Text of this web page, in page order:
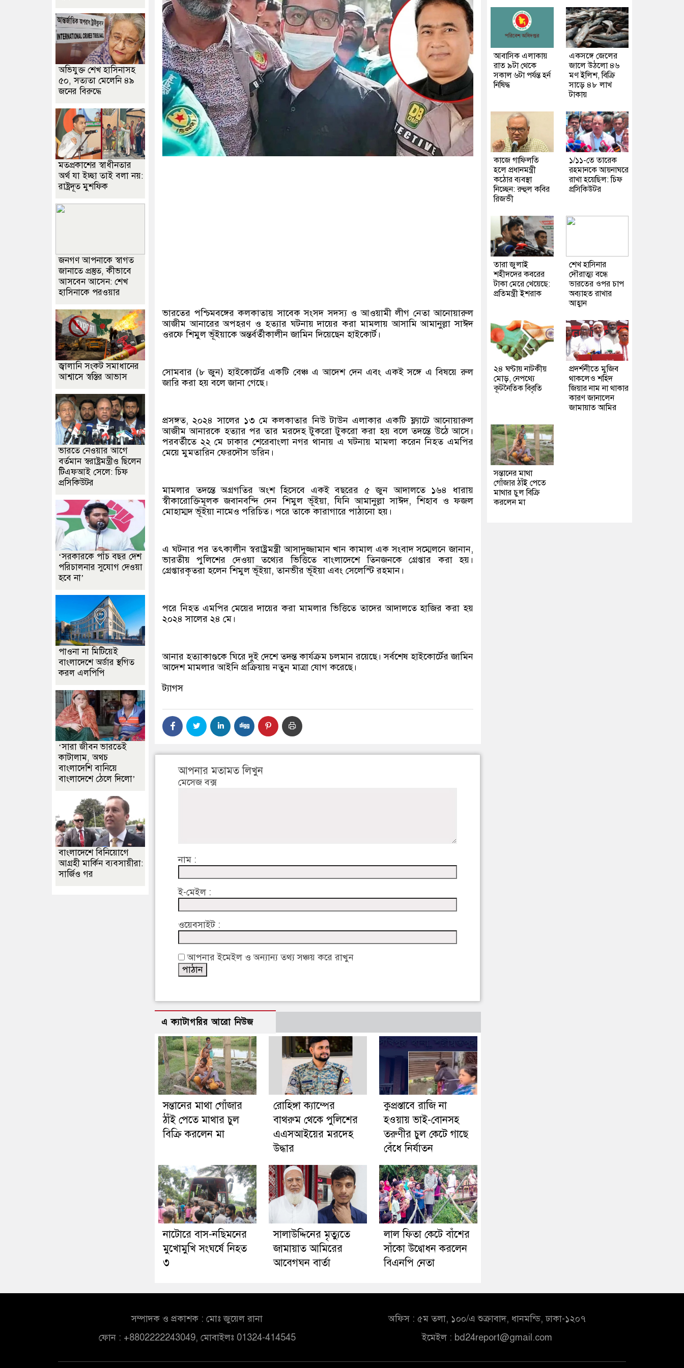
ভারতের পশ্চিমবঙ্গের কলকাতায় সাবেক সংসদ সদস্য ও আওয়ামী লীগ নেতা আনোয়ারুল
আজীম আনারের অপহরণ ও হত্যার ঘটনায় দায়ের করা মামলায় আসামি আমানুল্লা সাঈদ
ওরফে শিমুল ভূঁইয়াকে অন্তর্বর্তীকালীন জামিন দিয়েছেন হাইকোর্ট।
সোমবার (৮ জুন) হাইকোর্টের একটি বেঞ্চ এ আদেশ দেন এবং একই সঙ্গে এ বিষয়ে রুল
জারি করা হয় বলে জানা গেছে।
প্রসঙ্গত, ২০২৪ সালের ১৩ মে কলকাতার নিউ টাউন এলাকার একটি ফ্ল্যাটে আনোয়ারুল
আজীম আনারকে হত্যার পর তার মরদেহ টুকরো টুকরো করা হয় বলে তদন্তে উঠে আসে।
পরবর্তীতে ২২ মে ঢাকার শেরেবাংলা নগর থানায় এ ঘটনায় মামলা করেন নিহত এমপির
মেয়ে মুমতারিন ফেরদৌস ডরিন।
মামলার তদন্তে অগ্রগতির অংশ হিসেবে একই বছরের ৫ জুন আদালতে ১৬৪ ধারায়
স্বীকারোক্তিমূলক জবানবন্দি দেন শিমুল ভূঁইয়া, যিনি আমানুল্লা সাঈদ, শিহাব ও ফজল
মোহাম্মদ ভূঁইয়া নামেও পরিচিত। পরে তাকে কারাগারে পাঠানো হয়।
এ ঘটনার পর তৎকালীন স্বরাষ্ট্রমন্ত্রী আসাদুজ্জামান খান কামাল এক সংবাদ সম্মেলনে জানান,
ভারতীয় পুলিশের দেওয়া তথ্যের ভিত্তিতে বাংলাদেশে তিনজনকে গ্রেপ্তার করা হয়।
গ্রেপ্তারকৃতরা হলেন শিমুল ভূঁইয়া, তানভীর ভূঁইয়া এবং সেলেস্টি রহমান।
পরে নিহত এমপির মেয়ের দায়ের করা মামলার ভিত্তিতে তাদের আদালতে হাজির করা হয়
২০২৪ সালের ২৪ মে।
আনার হত্যাকাণ্ডকে ঘিরে দুই দেশে তদন্ত কার্যক্রম চলমান রয়েছে। সর্বশেষ হাইকোর্টের জামিন
আদেশ মামলার আইনি প্রক্রিয়ায় নতুন মাত্রা যোগ করেছে।
ট্যাগস
আপনার মতামত লিখুন
মেসেজ বক্স
নাম :
ই-মেইল :
ওয়েবসাইট :
আপনার ইমেইল ও অন্যান্য তথ্য সঞ্চয় করে রাখুন
এ ক্যাটাগরির আরো নিউজ
সন্তানের মাথা গোঁজার
ঠাঁই পেতে মাথার চুল
বিক্রি করলেন মা
রোহিঙ্গা ক্যাম্পের
বাথরুম থেকে পুলিশের
এএসআইয়ের মরদেহ
উদ্ধার
কুপ্রস্তাবে রাজি না
হওয়ায় ভাই-বোনসহ
তরুণীর চুল কেটে গাছে
বেঁধে নির্যাতন
নাটোরে বাস-নছিমনের
মুখোমুখি সংঘর্ষে নিহত
৩
সালাউদ্দিনের মৃত্যুতে
জামায়াত আমিরের
আবেগঘন বার্তা
লাল ফিতা কেটে বাঁশের
সাঁকো উদ্বোধন করলেন
বিএনপি নেতা
অভিযুক্ত শেখ হাসিনাসহ
৫০, সত্যতা মেলেনি ৪৯
জনের বিরুদ্ধে
মতপ্রকাশের স্বাধীনতার
অর্থ যা ইচ্ছা তাই বলা নয়:
রাষ্ট্রদূত মুশফিক
জনগণ আপনাকে স্বাগত
জানাতে প্রস্তুত, কীভাবে
আসবেন আসেন: শেখ
হাসিনাকে পরওয়ার
জ্বালানি সংকট সমাধানের
আশ্বাসে স্বস্তির আভাস
ভারতে নেওয়ার আগে
বর্তমান স্বরাষ্ট্রমন্ত্রীও ছিলেন
টিএফআই সেলে: চিফ
প্রসিকিউটর
‘সরকারকে পাঁচ বছর দেশ
পরিচালনার সুযোগ দেওয়া
হবে না’
পাওনা না মিটিয়েই
বাংলাদেশে অর্ডার স্থগিত
করল এলপিপি
‘সারা জীবন ভারতেই
কাটালাম, অথচ
বাংলাদেশি বানিয়ে
বাংলাদেশে ঠেলে দিলো’
বাংলাদেশে বিনিয়োগে
আগ্রহী মার্কিন ব্যবসায়ীরা:
সার্জিও গর
আবাসিক এলাকায়
রাত ৯টা থেকে
সকাল ৬টা পর্যন্ত হর্ন
নিষিদ্ধ
একসঙ্গে জেলের
জালে উঠলো ৪৬
মণ ইলিশ, বিক্রি
সাড়ে ৪৮ লাখ
টাকায়
কাজে গাফিলতি
হলে প্রধানমন্ত্রী
কঠোর ব্যবস্থা
নিচ্ছেন: রুহুল কবির
রিজভী
১/১১-তে তারেক
রহমানকে আয়নাঘরে
রাখা হয়েছিল: চিফ
প্রসিকিউটর
তারা জুলাই
শহীদদের কবরের
টাকা মেরে খেয়েছে:
প্রতিমন্ত্রী ইশরাক
শেখ হাসিনার
দৌরাত্ম্য বন্ধে
ভারতের ওপর চাপ
অব্যাহত রাখার
আহ্বান
২৪ ঘণ্টায় নাটকীয়
মোড়, নেপথ্যে
কূটনৈতিক বিবৃতি
প্রদর্শনীতে মুজিব
থাকলেও শহিদ
জিয়ার নাম না থাকার
কারণ জানালেন
জামায়াত আমির
সন্তানের মাথা
গোঁজার ঠাঁই পেতে
মাথার চুল বিক্রি
করলেন মা
সম্পাদক ও প্রকাশক : মোঃ জুয়েল রানা
ফোন : +8802222243049, মোবাইলঃ 01324-414545
অফিস : ৫ম তলা, ১০০/এ শুক্রাবাদ, ধানমন্ডি, ঢাকা-১২০৭
ইমেইল : bd24report@gmail.com